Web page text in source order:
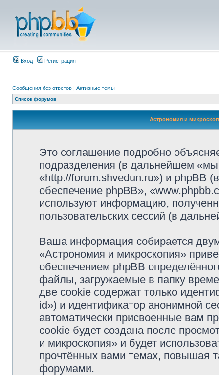
Вход Регистрация
Сообщения без ответов | Активные темы
Список форумов
Астрономия и
Это соглашение подробно
подразделения (в дальнейшем
«http://forum.shvedun.ru») и phpBB
обеспечение phpBB»,
используют информацию,
пользовательских сессий (в
Ваша информация собирается
«Астрономия и микроскопия»
обеспечением phpBB
файлы, загружаемые в папку
две cookie содержат только
id») и идентификатор анонимной
автоматически присвоенные вам
cookie будет создана после
и микроскопия» и будет
прочтённых вами темах, повышая
форумами.